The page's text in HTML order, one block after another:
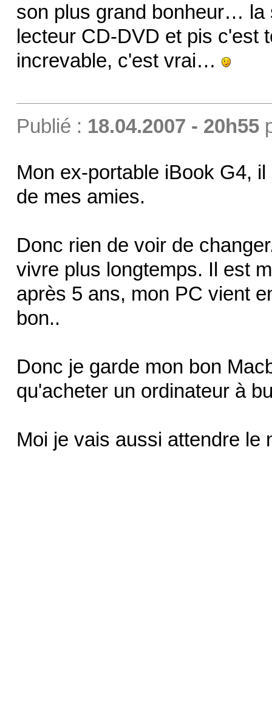
son plus grand bonheur… la
lecteur CD-DVD et pis
increvable, c'est vrai…
Publié : 18.04.2007 - 20h55
Mon ex-portable iBook G4,
de mes amies.
Donc rien de voir de
vivre plus longtemps. Il est
après 5 ans, mon PC vient
bon..
Donc je garde mon bon
qu'acheter un ordinateur à
Moi je vais aussi attendre le